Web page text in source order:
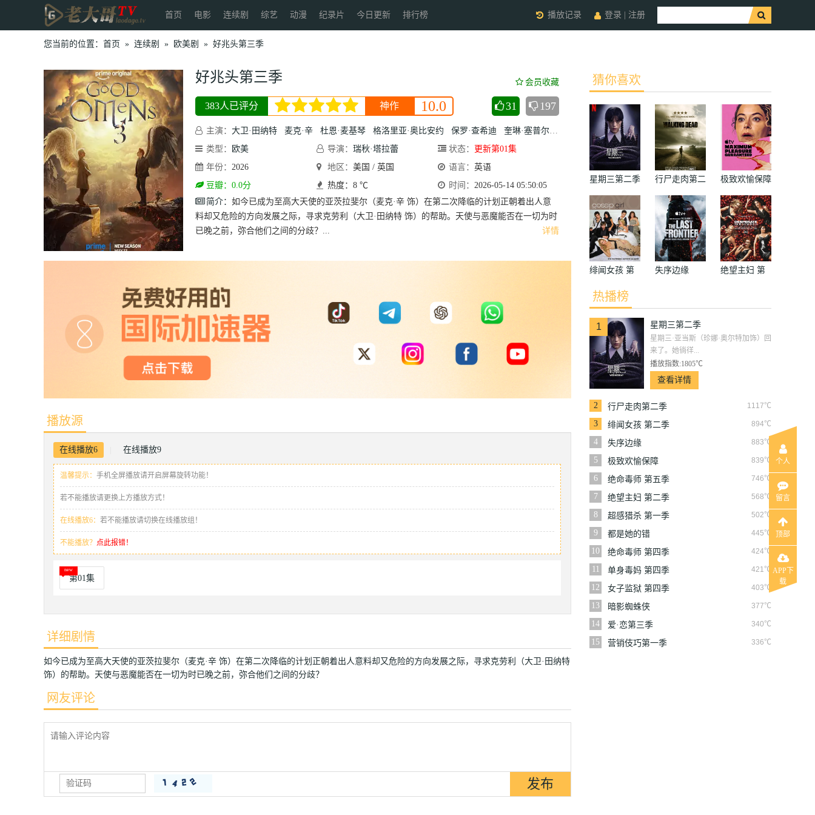
首页 电影 连续剧 综艺 动漫 纪录片 今日更新 排行榜 登录 注册
播放记录
您当前的位置： 首页 » 连续剧 » 欧美剧 » 好兆头第三季
好兆头第三季 会员收藏
383人已评分 神作 10.0 31 197
主演： 大卫·田纳特 麦克·辛 杜恩·麦基琴 格洛里亚·奥比安约 保罗·查希迪 奎琳·塞普尔维达 比拉尔·哈斯纳 多娜·普雷斯顿 波佩·李·弗里尔 卡勒姆·科茨
类型：
欧美 导演： 瑞秋·塔拉蕾 状态：
更新第01集
年份： 2026 地区： 美国 / 英国 语言： 英语
豆瓣：0.0分
热度：8 ℃ 时间： 2026-05-14 05:50:05
简介：
详情
如今已成为至高大天使的亚茨拉斐尔（麦克·辛 饰）在第二次降临的计划正朝着出人意
料却又危险的方向发展之际，寻求克劳利（大卫·田纳特 饰）的帮助。天使与恶魔能否在一切为时
已晚之前，弥合他们之间的分歧？...
播放源
在线播放6 在线播放9
温馨提示： 手机全屏播放请开启屏幕旋转功能！
若不能播放请更换上方播放方式！
在线播放6： 若不能播放请切换在线播放组！
不能播放？ 点此报错！
第01集
详细剧情
如今已成为至高大天使的亚茨拉斐尔（麦克·辛 饰）在第二次降临的计划正朝着出人意料却又危险的方向发展之际，寻求克劳利（大卫·田纳特
饰）的帮助。天使与恶魔能否在一切为时已晚之前，弥合他们之间的分歧？
网友评论
猜你喜欢
星期三第二季
行尸走肉第二
季
极致欢愉保障
绯闻女孩 第
二季
失序边缘
绝望主妇 第
热播榜
1 星期三第二季
星期三·亚当斯（珍娜·奥尔特加饰）回
来了。她徜徉...
播放指数:1805℃
查看详情
2 1117℃
行尸走肉第二季
3
894℃
绯闻女孩 第二季
4
883℃
失序边缘
5
839℃
极致欢愉保障
6
746℃
绝命毒师 第五季
7
568℃
绝望主妇 第二季
8
502℃
超感猎杀 第一季
9
445℃
都是她的错
10
424℃
绝命毒师 第四季
11
421℃
单身毒妈 第四季
12
403℃
女子监狱 第四季
13
377℃
暗影蜘蛛侠
14
340℃
爱·恋第三季
15
336℃
营销伎巧第一季
个人
留言
顶部
APP下
载